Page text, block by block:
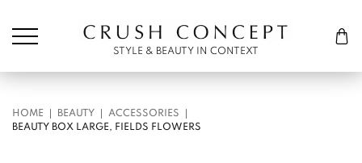
Cart
STYLE & BEAUTY IN CONTEXT
HOME BEAUTY
ACCESSORIES
BEAUTY BOX LARGE, FIELDS FLOWERS